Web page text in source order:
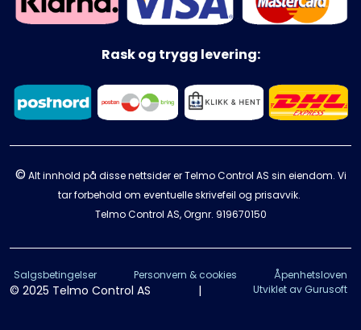
Rask og trygg levering:
© Alt innhold på disse nettsider er Telmo Control AS sin eiendom. Vi
tar forbehold om eventuelle skrivefeil og prisavvik.
Telmo Control AS, Orgnr. 919670150
Salgsbetingelser Personvern & cookies Åpenhetsloven
© 2025 Telmo Control AS | Utviklet av Gurusoft